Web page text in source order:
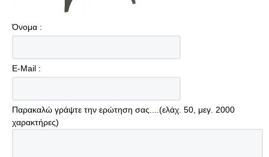
Όνομα :
E-Mail :
Παρακαλώ γράψτε την ερώτηση σας....(ελάχ. 50, μεγ. 2000
χαρακτήρες)